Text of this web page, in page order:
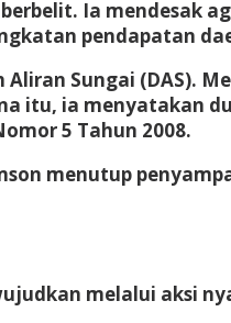
Ia mendesak
pendapatan
Sungai (DAS).
itu, ia menyatakan
5 Tahun 2008.
menutup
melalui aksi